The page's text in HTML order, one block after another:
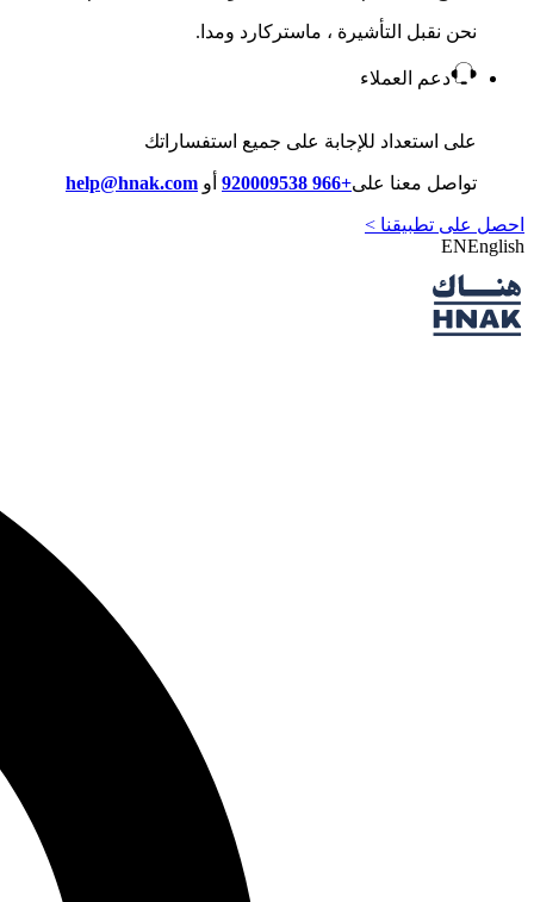
نحن نقبل التأشيرة ، ماستركارد ومدا.
دعم العملاء
على استعداد للإجابة على جميع استفساراتك
تواصل معنا على+966 920009538 أو help@hnak.com
احصل على تطبيقنا >
ENEnglish